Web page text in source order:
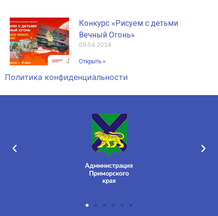
Конкурс «Рисуем с детьми
Вечный Огонь»
09.04.2024
Открыть »
Политика конфиденциальности